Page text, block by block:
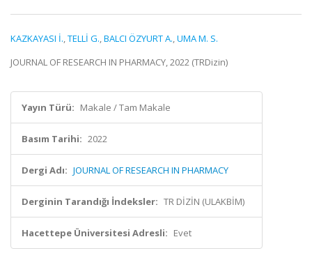
KAZKAYASI İ.,TELLİ G.,BALCI ÖZYURT A.,UMA M. S.
JOURNAL OF RESEARCH IN PHARMACY, 2022 (TRDizin)
Yayın Türü: Makale / Tam Makale
Basım Tarihi: 2022
Dergi Adı: JOURNAL OF RESEARCH IN PHARMACY
Derginin Tarandığı İndeksler: TR DİZİN (ULAKBİM)
Hacettepe Üniversitesi Adresli: Evet